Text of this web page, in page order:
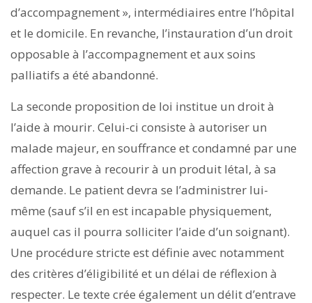
d’accompagnement », intermédiaires entre l’hôpital
et le domicile. En revanche, l’instauration d’un droit
opposable à l’accompagnement et aux soins
palliatifs a été abandonné.
La seconde proposition de loi institue un droit à
l’aide à mourir. Celui-ci consiste à autoriser un
malade majeur, en souffrance et condamné par une
affection grave à recourir à un produit létal, à sa
demande. Le patient devra se l’administrer lui-
même (sauf s’il en est incapable physiquement,
auquel cas il pourra solliciter l’aide d’un soignant).
Une procédure stricte est définie avec notamment
des critères d’éligibilité et un délai de réflexion à
respecter. Le texte crée également un délit d’entrave